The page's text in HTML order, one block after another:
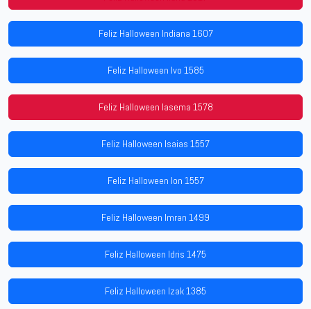
Feliz Halloween Indiana 1607
Feliz Halloween Ivo 1585
Feliz Halloween Iasema 1578
Feliz Halloween Isaias 1557
Feliz Halloween Ion 1557
Feliz Halloween Imran 1499
Feliz Halloween Idris 1475
Feliz Halloween Izak 1385